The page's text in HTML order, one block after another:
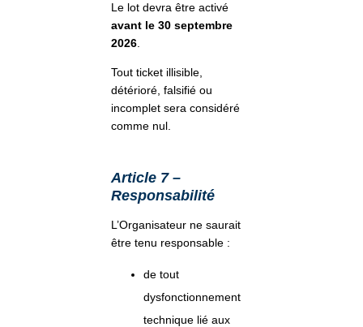
Le lot devra être activé
avant le 30 septembre
2026.
Tout ticket illisible,
détérioré, falsifié ou
incomplet sera considéré
comme nul.
Article 7 –
Responsabilité
L’Organisateur ne saurait
être tenu responsable :
de tout
dysfonctionnement
technique lié aux